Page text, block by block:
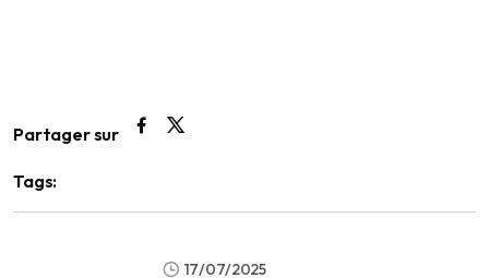
Partager sur
Tags:
17/07/2025